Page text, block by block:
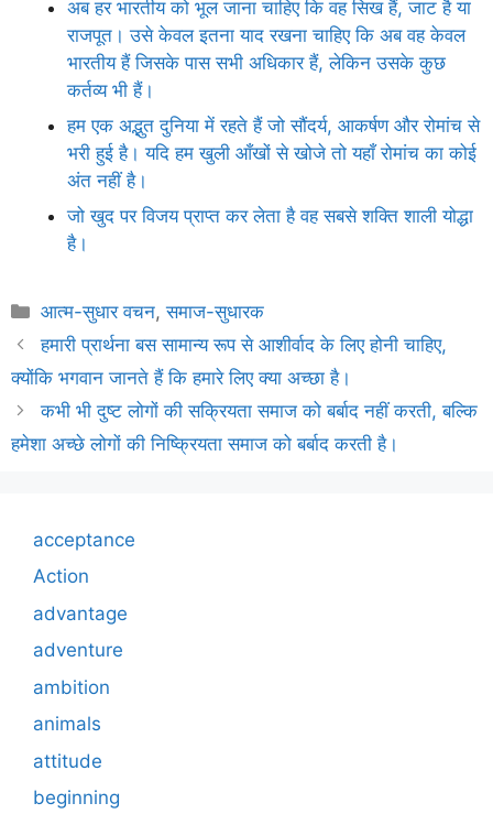
अब हर भारतीय को भूल जाना चाहिए कि वह सिख हैं, जाट है या
राजपूत। उसे केवल इतना याद रखना चाहिए कि अब वह केवल
भारतीय हैं जिसके पास सभी अधिकार हैं, लेकिन उसके कुछ
कर्तव्य भी हैं।
हम एक अद्भुत दुनिया में रहते हैं जो सौंदर्य, आकर्षण और रोमांच से
भरी हुई है। यदि हम खुली आँखों से खोजे तो यहाँ रोमांच का कोई
अंत नहीं है।
जो खुद पर विजय प्राप्त कर लेता है वह सबसे शक्ति शाली योद्धा
है।
Categories
आत्म-सुधार वचन,समाज-सुधारक
हमारी प्रार्थना बस सामान्य रूप से आशीर्वाद के लिए होनी चाहिए,
क्योंकि भगवान जानते हैं कि हमारे लिए क्या अच्छा है।
कभी भी दुष्ट लोगों की सक्रियता समाज को बर्बाद नहीं करती, बल्कि
हमेशा अच्छे लोगों की निष्क्रियता समाज को बर्बाद करती है।
acceptance
Action
advantage
adventure
ambition
animals
attitude
beginning